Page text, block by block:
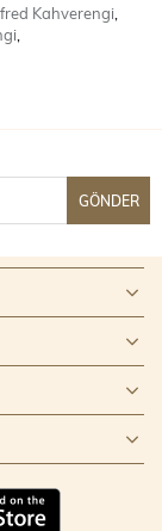
Kahverengi,
GÖNDER